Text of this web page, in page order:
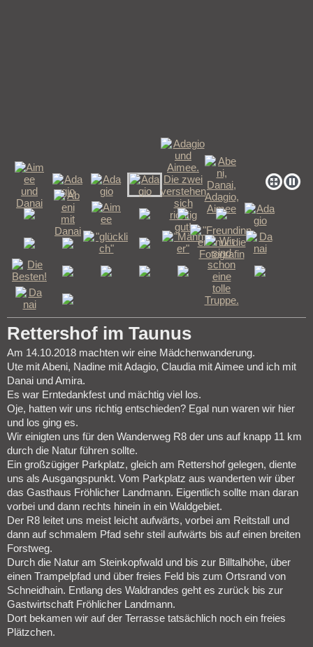
Rettershof im Taunus
Am 14.10.2018 machten wir eine Mädchenwanderung.
Ute mit Abeni, Nadine mit Adagio, Claudia mit Aimee und ich mit
Danai und Amira.
Es war Erntedankfest und mächtig viel los.
Oje, hatten wir uns richtig entschieden? Egal nun waren wir hier
und los ging es.
Wir einigten uns für den Wanderweg R8 der uns auf knapp 11 km
durch die Natur führen sollte.
Ein großzügiger Parkplatz, gleich am Rettershof gelegen, diente
uns als Ausgangspunkt. Vom Parkplatz aus wanderten wir über
das Gasthaus Fröhlicher Landmann. Eigentlich sollte man daran
vorbei und dann rechts hinein in ein Waldgebiet.
Der R8 leitet uns meist leicht aufwärts, vorbei am Reitstall und
dann auf schmalem Pfad sehr steil aufwärts bis auf einen breiten
Forstweg.
Durch die Natur am Steinkopfwald und bis zur Billtalhöhe, über
einen Trampelpfad und über freies Feld bis zum Ortsrand von
Schneidhain. Entlang des Waldrandes geht es zurück bis zur
Gastwirtschaft Fröhlicher Landmann.
Dort bekamen wir auf der Terrasse tatsächlich noch ein freies
Plätzchen.